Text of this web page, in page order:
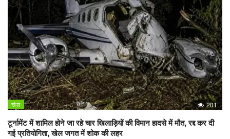
खेल 201
टूर्नामेंट में शामिल होने जा रहे चार खिलाड़ियों की विमान हादसे में मौत, रद्द कर दी
गई प्रतियोगिता, खेल जगत में शोक की लहर